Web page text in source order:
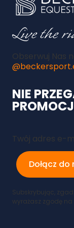
Obserwuj Nas
NIE
Twój adres e-
Dołącz
Subskrybując,
wyrażasz zgodę